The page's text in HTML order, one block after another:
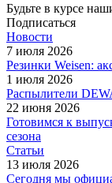
Будьте в курсе
Подписаться
Новости
7 июля 2026
Резинки Weisen:
1 июля 2026
Распылители
22 июня 2026
Готовимся к
сезона
Статьи
13 июля 2026
Сегодня мы